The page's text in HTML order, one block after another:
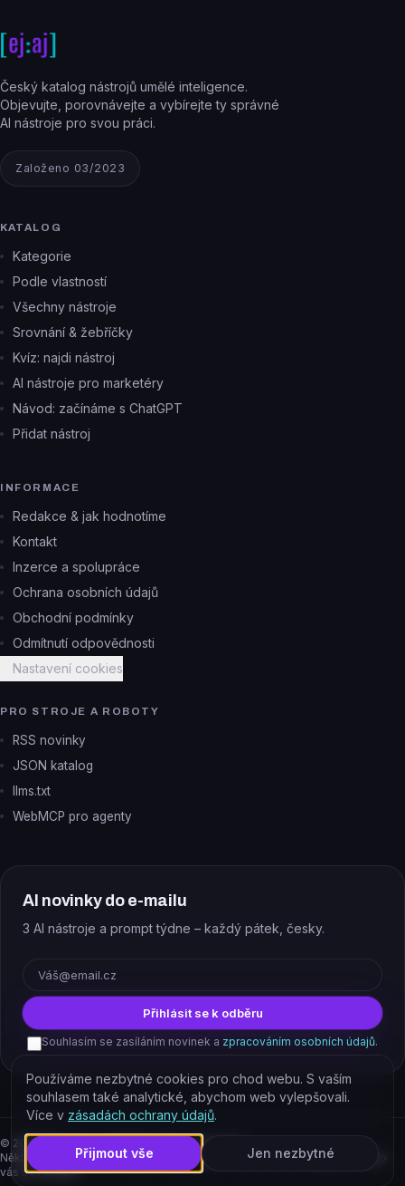
Český katalog nástrojů umělé inteligence.
Objevujte, porovnávejte a vybírejte ty správné
AI nástroje pro svou práci.
Založeno 03/2023
KATALOG
Kategorie
Podle vlastností
Všechny nástroje
Srovnání & žebříčky
Kvíz: najdi nástroj
AI nástroje pro marketéry
Návod: začínáme s ChatGPT
Přidat nástroj
INFORMACE
Redakce & jak hodnotíme
Kontakt
Inzerce a spolupráce
Ochrana osobních údajů
Obchodní podmínky
Odmítnutí odpovědnosti
Nastavení cookies
PRO STROJE A ROBOTY
RSS novinky
JSON katalog
llms.txt
WebMCP pro agenty
AI novinky do e-mailu
3 AI nástroje a prompt týdne – každý pátek, česky.
Přihlásit se k odběru
Souhlasím se zasíláním novinek a zpracováním osobních údajů.
© 2026
EJAJ s.r.o. – všechna práva vyhrazena.
Některé odkazy jsou affiliate. Podporujete tím provoz katalogu, cena pro
vás se nemění.
Používáme nezbytné cookies pro chod webu. S vaším
souhlasem také analytické, abychom web vylepšovali.
Více v zásadách ochrany údajů.
Přijmout vše Jen nezbytné